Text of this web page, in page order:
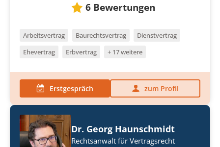
6 Bewertungen
Arbeitsvertrag Baurechtsvertrag
Dienstvertrag
Ehevertrag
Erbvertrag + 17 weitere
Erstgespräch zum Profil
Dr. Georg Haunschmidt
Rechtsanwalt für Vertragsrecht